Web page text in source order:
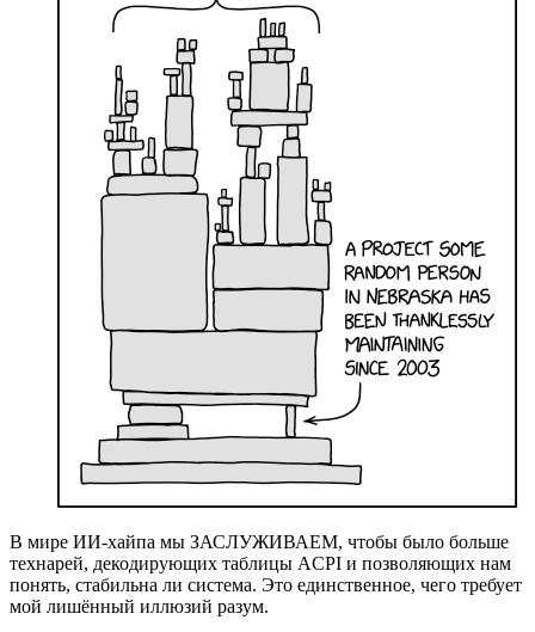
В мире ИИ-хайпа мы ЗАСЛУЖИВАЕМ, чтобы было больше
технарей, декодирующих таблицы ACPI и позволяющих нам
понять, стабильна ли система. Это единственное, чего требует
мой лишённый иллюзий разум.